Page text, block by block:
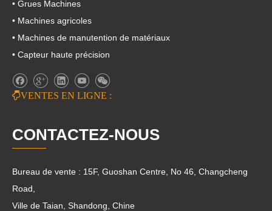
• Grues Machines
• Machines agricoles
• Machines de manutention de matériaux
• Capteur haute précision
VENTES EN LIGNE :
CONTACTEZ-NOUS
Bureau de vente : 15F, Guoshan Centre, No 46, Changcheng
Road,
Ville de Taian, Shandong, Chine